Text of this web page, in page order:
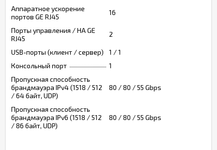
Аппаратное ускорение
портов GE RJ45
16
Порты управления / HA GE
RJ45
2
USB-порты (клиент / сервер)
1 / 1
Консольный порт
1
Пропускная способность
брандмауэра IPv4 (1518 / 512
/ 64 байт, UDP)
80 / 80 / 55 Gbps
Пропускная способность
брандмауэра IPv6 (1518 / 512
/ 86 байт, UDP)
80 / 80 / 55 Gbps